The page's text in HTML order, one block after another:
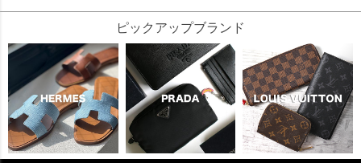
ピックアップブランド